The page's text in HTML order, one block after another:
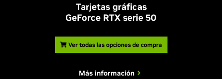
Tarjetas gráficas
GeForce RTX serie 50
Ver todas las opciones de compra
Más información